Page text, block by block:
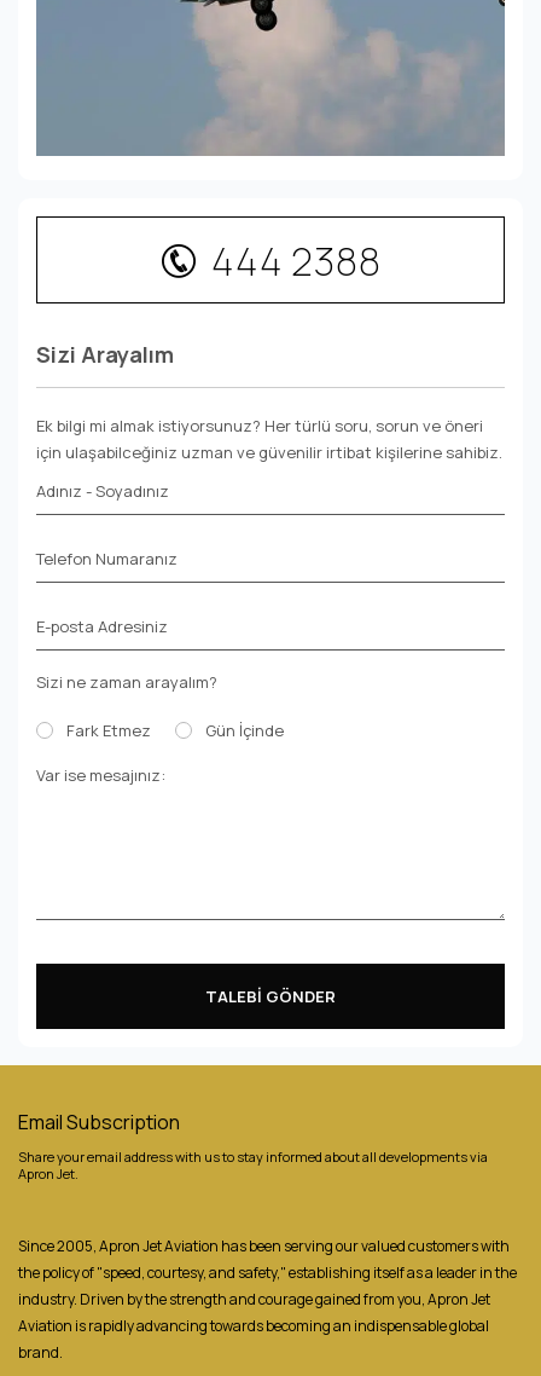
444 2388
Sizi Arayalım
Ek bilgi mi almak istiyorsunuz? Her türlü soru, sorun ve öneri
için ulaşabilceğiniz uzman ve güvenilir irtibat kişilerine sahibiz.
Adınız - Soyadınız
Telefon Numaranız
E-posta Adresiniz
Sizi ne zaman arayalım?
Fark Etmez Gün İçinde
Var ise mesajınız:
TALEBİ GÖNDER
Email Subscription
Share your email address with us to stay informed about all developments via
Apron Jet.
Since 2005, Apron Jet Aviation has been serving our valued customers with
the policy of "speed, courtesy, and safety," establishing itself as a leader in the
industry. Driven by the strength and courage gained from you, Apron Jet
Aviation is rapidly advancing towards becoming an indispensable global
brand.